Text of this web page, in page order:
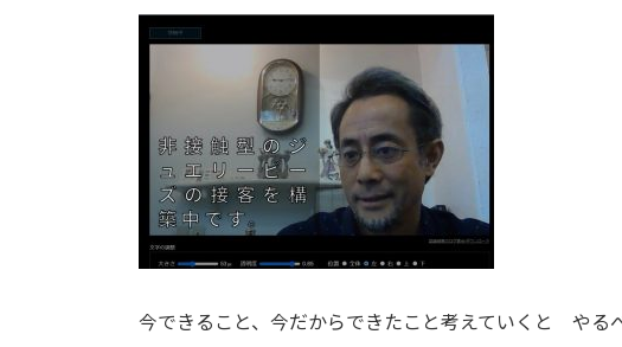
今できること、今だからできたこと考えていくと やる